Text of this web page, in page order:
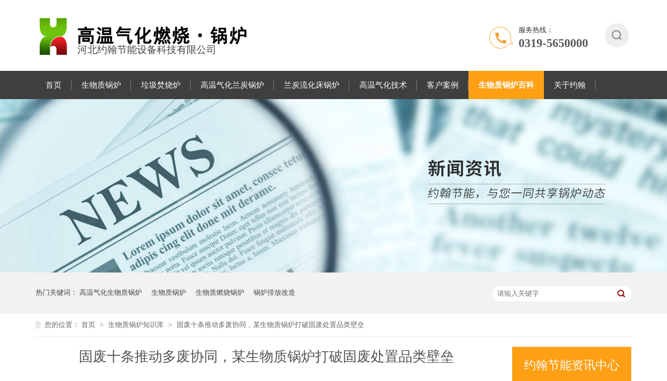
河北约翰节能设备科技有限公司
服务热线：
0319-5650000
首页 生物质锅炉 垃圾焚烧炉 高温气化兰炭锅炉 兰炭流化床锅炉 高温气化技术 客户案例 生物质锅炉百科 关于约翰
热门关键词： 高温气化生物质锅炉 生物质锅炉 生物质燃烧锅炉 锅炉排放改造
您的位置： 首页 > 生物质锅炉知识库 > 固废十条推动多废协同，某生物质锅炉打破固废处置品类壁垒
固废十条推动多废协同，某生物质锅炉打破固废处置品类壁垒
约翰节能资讯中心